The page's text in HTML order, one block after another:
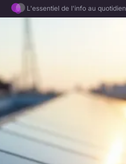
L'essentiel de l'info au quotidien